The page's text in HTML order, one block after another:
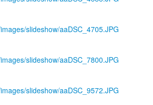
slideshow/aaDSC_4705.JPG
slideshow/aaDSC_7800.JPG
slideshow/aaDSC_9572.JPG